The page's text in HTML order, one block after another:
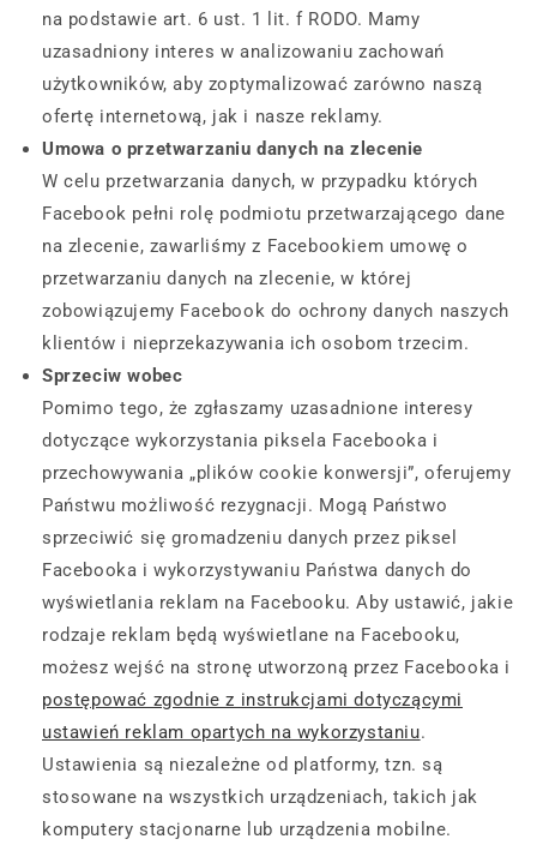
na podstawie art. 6 ust. 1 lit. f RODO. Mamy
uzasadniony interes w analizowaniu zachowań
użytkowników, aby zoptymalizować zarówno naszą
ofertę internetową, jak i nasze reklamy.
Umowa o przetwarzaniu danych na zlecenie
W celu przetwarzania danych, w przypadku których
Facebook pełni rolę podmiotu przetwarzającego dane
na zlecenie, zawarliśmy z Facebookiem umowę o
przetwarzaniu danych na zlecenie, w której
zobowiązujemy Facebook do ochrony danych naszych
klientów i nieprzekazywania ich osobom trzecim.
Sprzeciw wobec
Pomimo tego, że zgłaszamy uzasadnione interesy
dotyczące wykorzystania piksela Facebooka i
przechowywania „plików cookie konwersji”, oferujemy
Państwu możliwość rezygnacji. Mogą Państwo
sprzeciwić się gromadzeniu danych przez piksel
Facebooka i wykorzystywaniu Państwa danych do
wyświetlania reklam na Facebooku. Aby ustawić, jakie
rodzaje reklam będą wyświetlane na Facebooku,
możesz wejść na stronę utworzoną przez Facebooka i
postępować zgodnie z instrukcjami dotyczącymi
ustawień reklam opartych na wykorzystaniu.
Ustawienia są niezależne od platformy, tzn. są
stosowane na wszystkich urządzeniach, takich jak
komputery stacjonarne lub urządzenia mobilne.